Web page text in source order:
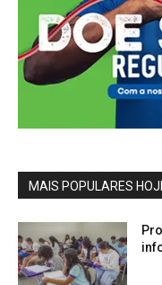
MAIS POPULARES